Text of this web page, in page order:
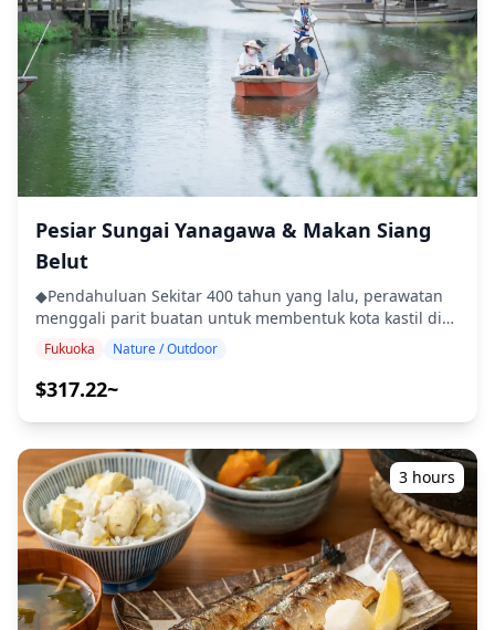
kursi roda ・Tidak disarankan untuk individu dengan
sakit punggung ・Tidak disarankan untuk individu hamil
・Tidak cocok untuk mereka yang memiliki penyakit
jantung atau kondisi medis serius lainnya ![]
(https://assets.hldycdn.com/experiences/
(https://assets.hldycdn.com/experiences/
![]
(https://assets.hldycdn.com/experiences/
![]
(https://assets.hldycdn.com/experiences/
![]
(https://assets.hldycdn.com/experiences/
◆Termasuk ・Kopi dan/atau Teh Makanan dan minuman
seperti yang disebutkan dalam deskripsi ・Tur kuliner
berpemandu di Hakata ◆Tidak Termasuk ・Transportasi
ke & dari titik pertemuan ・Makanan & minuman
tambahan ◆Jadwal Perjalanan ・Hakata Guruguru
Torikawa (15 menit) Terkenal dengan sate kulit ayam
yang diasinkan selama 72 jam yang lezat, yang terjual
800.000 per bulan! ・Hakata Mentaiko France Bakery (30
menit) Manjakan lidah Anda dengan mampir ke toko roti
Mentaiko France yang memenangkan penghargaan.
Coba roti mentaiko (telur ikan cod), perpaduan unik
antara cita rasa Jepang dan Prancis. Pada puncaknya,
mereka memanggang roti gurih ini setiap 10 menit,
dengan lebih dari 1000 terjual setiap hari. ・Kuil
Kushida (15 menit) Ambil jalan memutar budaya singkat
dan kunjungi Kuil Kushida yang sakral, sebuah oasis
ketenangan di jantung Hakata. ・Hakataya Ramen (30
menit) Hakata terkenal dengan gaya ramennya yang
khas, dan di Hakataya Ramen (didirikan pada tahun
1976), Anda akan memiliki kesempatan untuk menikmati
harta lokal ini. Ramen ala Hakata dicirikan oleh kaldu
tulang babi yang kaya dan lembut, mie lurus tipis, dan
topping sederhana, menjadikannya hidangan regional
yang digemari. ・Toko Daun Teh Mitsuyasu Seikaen (1
jam) Teh dan Camilan Jepang di Mitsuya Seikaen Chaho:
Akhiri perjalanan Anda dengan selingan tenang di
Mitsuya Seikaen Chaho, kedai teh terkenal yang
didirikan lebih dari 300 tahun yang lalu. Coba hon
Pesiar Sungai Yanagawa & Makan Siang
Belut
◆Pendahuluan Sekitar 400 tahun yang lalu, perawatan
menggali parit buatan untuk membentuk kota kastil di
dalam benteng Kastil Yanagawa. Di Yanagawa, sistem
banjir, irigasi, berbagai mekanisme oleh kebijaksanaan
tempat era feodal warisan masih hidup, dengan saluran
air terkemuka di dunia yang selaras dengan kanal yang
membentang ke pusat kota seluas 2km persegi hingga
perpanjangan 60km. Itulah mengapa kota ini memiliki
nama lain "Venesia di Jepang" Serahkan pada jalan air
parit, silakan nikmati perjalanan perahu dengan
Funauta (lagu tukang perahu) yang dinyanyikan oleh
seorang tukang perahu, melihat pemandangan indah
setiap musim. ◆Termasuk ・Makan Siang Nasi Belut
Fukuoka Nature / Outdoor
$317.22~
3 hours